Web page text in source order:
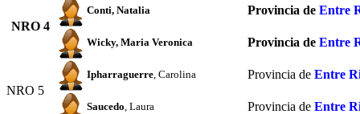
NRO 4
Conti, Natalia Provincia de Entre
Wicky, Maria Veronica Provincia de Entre
NRO 5
Ipharraguerre , Carolina Provincia de Entre
Saucedo , Laura Provincia de Entre